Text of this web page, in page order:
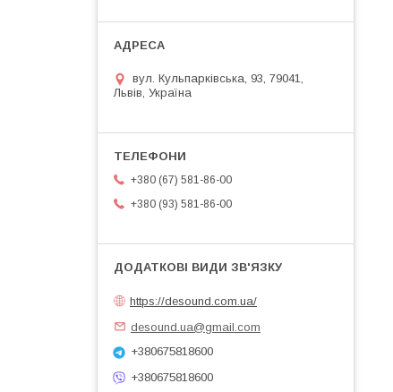
вул. Кульпарківська, 93, 79041,
Львів, Україна
+380 (67) 581-86-00
+380 (93) 581-86-00
https://desound.com.ua/
desound.ua@gmail.com
+380675818600
+380675818600